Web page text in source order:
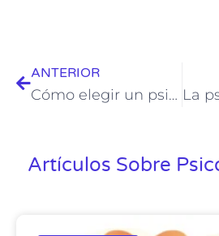
ANTERIOR
Cómo elegir un psicólogo online: Consejos para encontrar el apoyo emocional adecuado
Artículos Sobre